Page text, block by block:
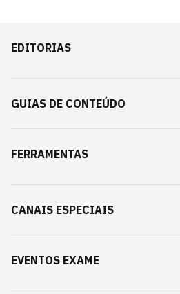
EDITORIAS
GUIAS DE CONTEÚDO
FERRAMENTAS
CANAIS ESPECIAIS
EVENTOS EXAME